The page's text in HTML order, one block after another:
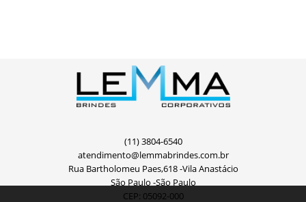
(11) 3804-6540
atendimento@lemmabrindes.com.br
Rua Bartholomeu Paes,618 -Vila Anastácio
São Paulo -São Paulo
CEP: 05092-000